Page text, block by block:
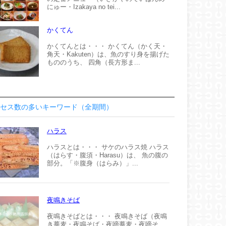
にゅー・Izakaya no tei...
かくてん
かくてんとは・・・ かくてん（かく天・
角天・Kakuten）は、魚のすり身を揚げた
もののうち、 四角（長方形ま...
ス数の多いキーワード（全期間）
ハラス
ハラスとは・・・ サケのハラス焼 ハラス
（はらす・腹須・Harasu）は、 魚の腹の
部分。「※腹身（はらみ）」...
夜鳴きそば
夜鳴きそばとは・・・ 夜鳴きそば（夜鳴
き蕎麦・夜鳴そば・夜啼蕎麦・夜啼そ